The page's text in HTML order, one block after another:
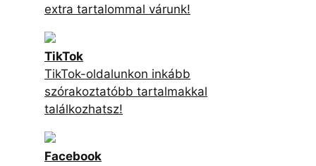
extra tartalommal várunk!
TikTok
TikTok-oldalunkon inkább
szórakoztatóbb tartalmakkal
találkozhatsz!
Facebook